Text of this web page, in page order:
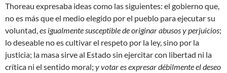
Thoreau expresaba ideas como las siguientes: el gobierno que,
no es más que el medio elegido por el pueblo para ejecutar su
voluntad,es igualmente susceptible de originar abusos y perjuicios;
lo deseable no es cultivar el respeto por la ley, sino por la
justicia; la masa sirve al Estado sin ejercitar con libertad ni la
crítica ni el sentido moral; y votar es expresar débilmente el deseo